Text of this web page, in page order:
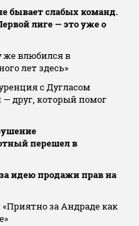
бывает слабых команд.
лиге — это уже о
же влюбился в
лет здесь»
с Дугласом
друг, который помог
перешел в
идею продажи прав на
за Андраде как